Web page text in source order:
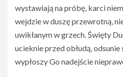
wystawiają na próbę, karci
wejdzie w duszę przewrotną,
uwikłanym w grzech. Święty
ucieknie przed obłudą,
wypłoszy Go nadejście